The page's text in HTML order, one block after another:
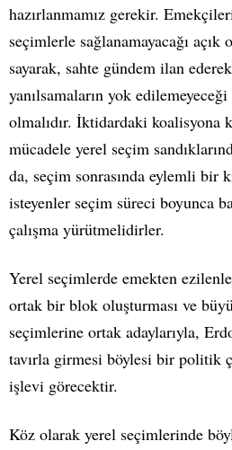
hazırlanmamız gerekir.
seçimlerle sağlanamayacağı
sayarak, sahte gündem ilan
yanılsamaların yok
olmalıdır. İktidardaki koalisyona
mücadele yerel seçim
da, seçim sonrasında eylemli bir
isteyenler seçim süreci boyunca
çalışma yürütmelidirler.
Yerel seçimlerde emekten
ortak bir blok oluşturması ve
seçimlerine ortak adaylarıyla,
tavırla girmesi böylesi bir politik
işlevi görecektir.
Köz olarak yerel seçimlerinde